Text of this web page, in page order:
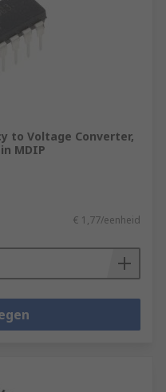
to Voltage Converter,
MDIP
€ 1,77/eenheid